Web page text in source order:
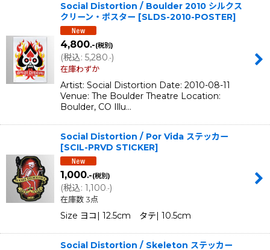
Social Distortion / Boulder 2010 シルクス
クリーン・ポスター [SLDS-2010-POSTER]
4,800.-(税別)
(税込: 5,280.-)
在庫わずか
Artist: Social Distortion Date: 2010-08-11
Venue: The Boulder Theatre Location:
Boulder, CO Illu…
Social Distortion / Por Vida ステッカー
[SCIL-PRVD STICKER]
1,000.-(税別)
(税込: 1,100.-)
在庫数 3点
Size ヨコ| 12.5cm タテ| 10.5cm
Social Distortion / Skeleton ステッカー